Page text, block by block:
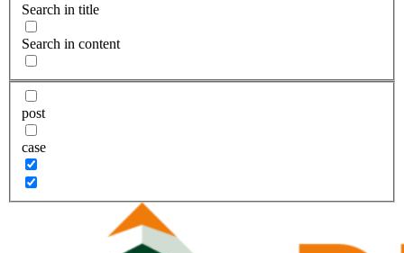
Search in title
Search in content
post
case